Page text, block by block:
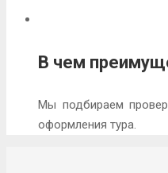
В чем
Мы подбираем
оформления тура.